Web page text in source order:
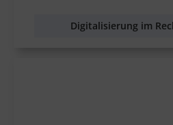
Digitalisierung im